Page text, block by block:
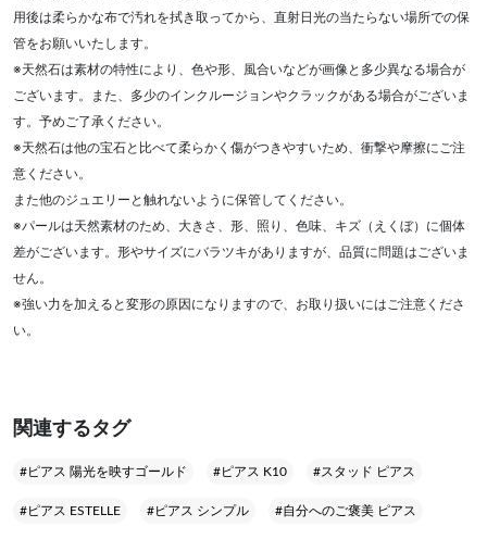
用後は柔らかな布で汚れを拭き取ってから、直射日光の当たらない場所での保
管をお願いいたします。
※天然石は素材の特性により、色や形、風合いなどが画像と多少異なる場合が
ございます。また、多少のインクルージョンやクラックがある場合がございま
す。予めご了承ください。
※天然石は他の宝石と比べて柔らかく傷がつきやすいため、衝撃や摩擦にご注
意ください。
また他のジュエリーと触れないように保管してください。
※パールは天然素材のため、大きさ、形、照り、色味、キズ（えくぼ）に個体
差がございます。形やサイズにバラツキがありますが、品質に問題はございま
せん。
※強い力を加えると変形の原因になりますので、お取り扱いにはご注意くださ
い。
関連するタグ
#ピアス 陽光を映すゴールド #ピアス K10 #スタッド ピアス
#ピアス ESTELLE #ピアス シンプル #自分へのご褒美 ピアス